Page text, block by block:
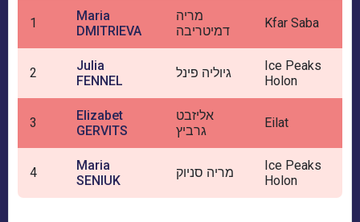
1
Maria
DMITRIEVA
מריה
דמיטריבה
Kfar Saba
2
Julia
FENNEL
גיוליה פינל
Ice Peaks
Holon
3
Elizabet
GERVITS
אליזבט
גרביץ
Eilat
4
Maria
SENIUK
מריה סניוק
Ice Peaks
Holon